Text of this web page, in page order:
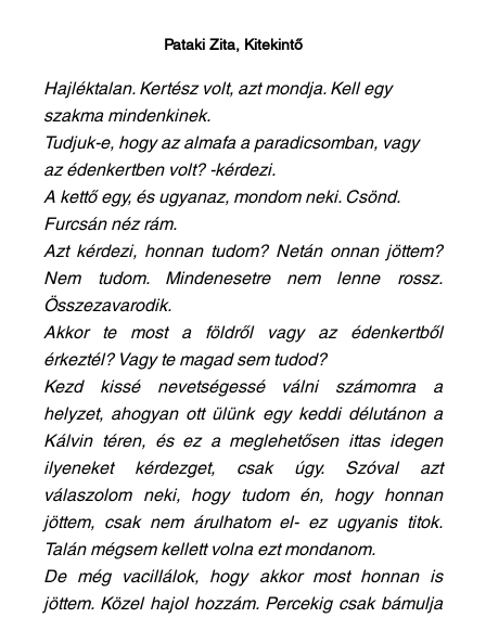
Pataki Zita, Kitekintő
Hajléktalan. Kertész volt, azt mondja. Kell egy
szakma mindenkinek.
Tudjuk-e, hogy az almafa a paradicsomban, vagy
az édenkertben volt? -kérdezi.
A kettő egy, és ugyanaz, mondom neki. Csönd.
Furcsán néz rám.
Azt kérdezi, honnan tudom? Netán onnan jöttem?
Nem tudom. Mindenesetre nem lenne rossz.
Összezavarodik.
Akkor te most a földről vagy az édenkertből
érkeztél? Vagy te magad sem tudod?
Kezd kissé nevetségessé válni számomra a
helyzet, ahogyan ott ülünk egy keddi délutánon a
Kálvin téren, és ez a meglehetősen ittas idegen
ilyeneket kérdezget, csak úgy. Szóval azt
válaszolom neki, hogy tudom én, hogy honnan
jöttem, csak nem árulhatom el- ez ugyanis titok.
Talán mégsem kellett volna ezt mondanom.
De még vacillálok, hogy akkor most honnan is
jöttem. Közel hajol hozzám. Percekig csak bámulja